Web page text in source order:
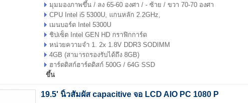
มุมมองภาพขึ้น / ลง 65-60 องศา / - ​​ซ้าย / ขวา 70-70 องศา
CPU Intel i5 5300U, แกนหลัก 2.2GHz,
เมนบอร์ด Intel 5300U
ชิปเซ็ต Intel GEN HD กราฟิกการ์ด
หน่วยความจำ 1. 2x 1.8V DDR3 SODIMM
4GB (สามารถรองรับได้ถึง 8GB)
ฮาร์ดดิสก์ฮาร์ดดิสก์ 500G / 64G SSD
ขึ้น
19.5' นิ้วสัมผัส capacitive จอ LCD AIO PC 1080 P